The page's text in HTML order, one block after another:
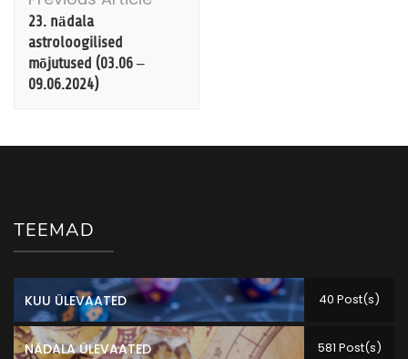
Navigation
23. nädala
astroloogilised
mõjutused (03.06 –
09.06.2024)
TEEMAD
KUU ÜLEVAATED 40 Post(s)
NÄDALA ÜLEVAATED 581 Post(s)